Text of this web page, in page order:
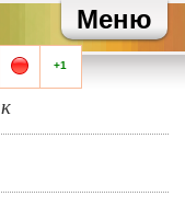
Меню
квадрату не
+1